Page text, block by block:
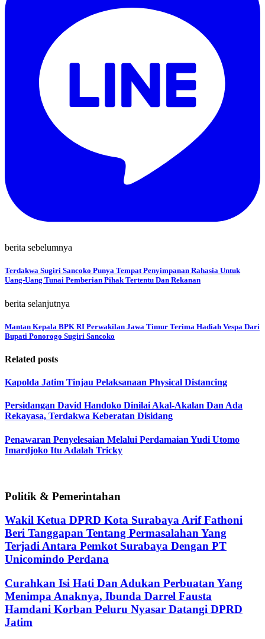
berita sebelumnya
Terdakwa Sugiri Sancoko Punya Tempat Penyimpanan Rahasia Untuk
Uang-Uang Tunai Pemberian Pihak Tertentu Dan Rekanan
berita selanjutnya
Mantan Kepala BPK RI Perwakilan Jawa Timur Terima Hadiah Vespa Dari
Bupati Ponorogo Sugiri Sancoko
Related posts
Kapolda Jatim Tinjau Pelaksanaan Physical Distancing
Persidangan David Handoko Dinilai Akal-Akalan Dan Ada
Rekayasa, Terdakwa Keberatan Disidang
Penawaran Penyelesaian Melalui Perdamaian Yudi Utomo
Imardjoko Itu Adalah Tricky
Politik & Pemerintahan
Wakil Ketua DPRD Kota Surabaya Arif Fathoni
Beri Tanggapan Tentang Permasalahan Yang
Terjadi Antara Pemkot Surabaya Dengan PT
Unicomindo Perdana
Curahkan Isi Hati Dan Adukan Perbuatan Yang
Menimpa Anaknya, Ibunda Darrel Fausta
Hamdani Korban Peluru Nyasar Datangi DPRD
Jatim